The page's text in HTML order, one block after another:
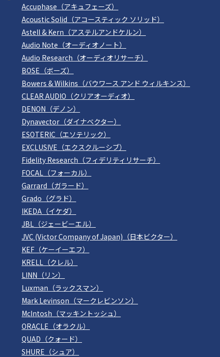
Accuphase（アキュフェーズ）
Acoustic Solid（アコースティック ソリッド）
Astell & Kern（アステルアンドケルン）
Audio Note（オーディオノート）
Audio Research（オーディオリサーチ）
BOSE（ボーズ）
Bowers & Wilkins（バウワース アンド ウィルキンス）
CLEAR AUDIO（クリアオーディオ）
DENON（デノン）
Dynavector（ダイナベクター）
ESOTERIC（エソテリック）
EXCLUSIVE（エクスクルーシブ）
Fidelity Research（フィデリティリサーチ）
FOCAL（フォーカル）
Garrard（ガラード）
Grado（グラド）
IKEDA（イケダ）
JBL（ジェービーエル）
JVC (Victor Company of Japan)（日本ビクター）
KEF（ケーイーエフ）
KRELL（クレル）
LINN（リン）
Luxman（ラックスマン）
Mark Levinson（マークレビンソン）
McIntosh（マッキントッシュ）
ORACLE（オラクル）
QUAD（クォード）
SHURE（シュア）